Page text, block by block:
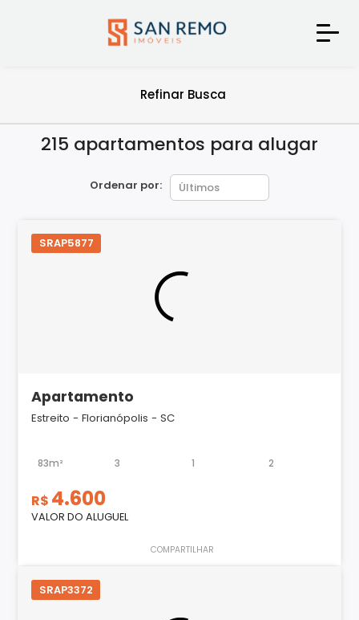
Refinar Busca
215 apartamentos para alugar
Ordenar por:
SRAP5877
Apartamento
Estreito - Florianópolis - SC
83m² 3 1 2
R$ 4.600
VALOR DO ALUGUEL
COMPARTILHAR
SRAP3372